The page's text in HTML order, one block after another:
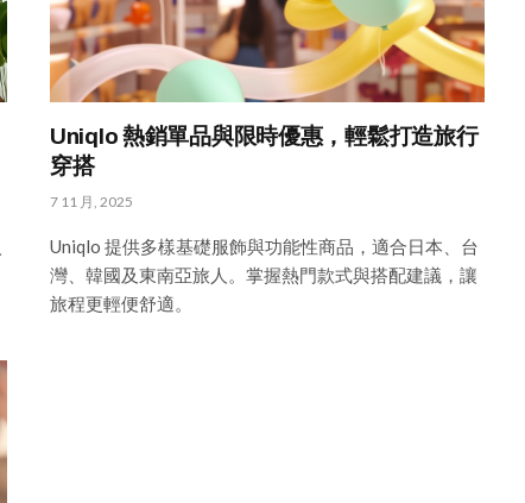
Uniqlo 熱銷單品與限時優惠，輕鬆打造旅行
穿搭
7 11 月, 2025
Uniqlo 提供多樣基礎服飾與功能性商品，適合日本、台
灣、韓國及東南亞旅人。掌握熱門款式與搭配建議，讓
旅程更輕便舒適。